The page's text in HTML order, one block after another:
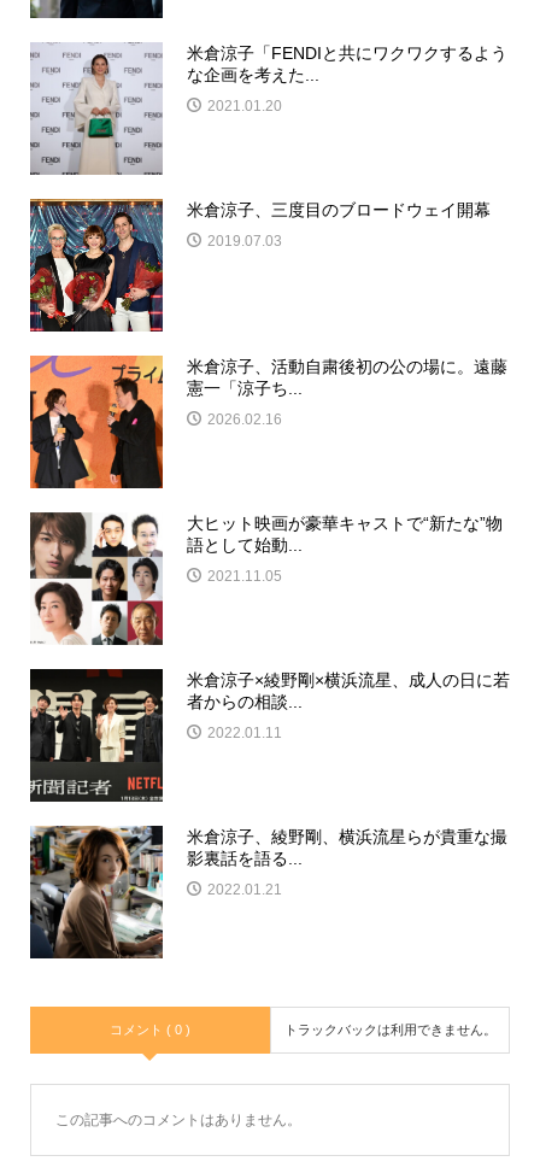
米倉涼子「FENDIと共にワクワクするよう
な企画を考えた...
2021.01.20
米倉涼子、三度目のブロードウェイ開幕
2019.07.03
米倉涼子、活動自粛後初の公の場に。遠藤
憲一「涼子ち...
2026.02.16
大ヒット映画が豪華キャストで“新たな”物
語として始動...
2021.11.05
米倉涼子×綾野剛×横浜流星、成人の日に若
者からの相談...
2022.01.11
米倉涼子、綾野剛、横浜流星らが貴重な撮
影裏話を語る...
2022.01.21
コメント ( 0 ) トラックバックは利用できません。
この記事へのコメントはありません。